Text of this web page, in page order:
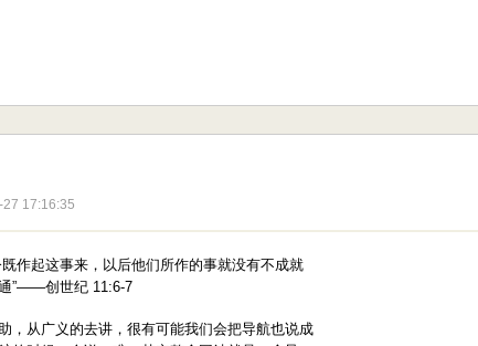
17:16:35
作起这事来，以后他们所作的事就没有不成就
”——创世纪 11:6-7
，从广义的去讲，很有可能我们会把导航也说成